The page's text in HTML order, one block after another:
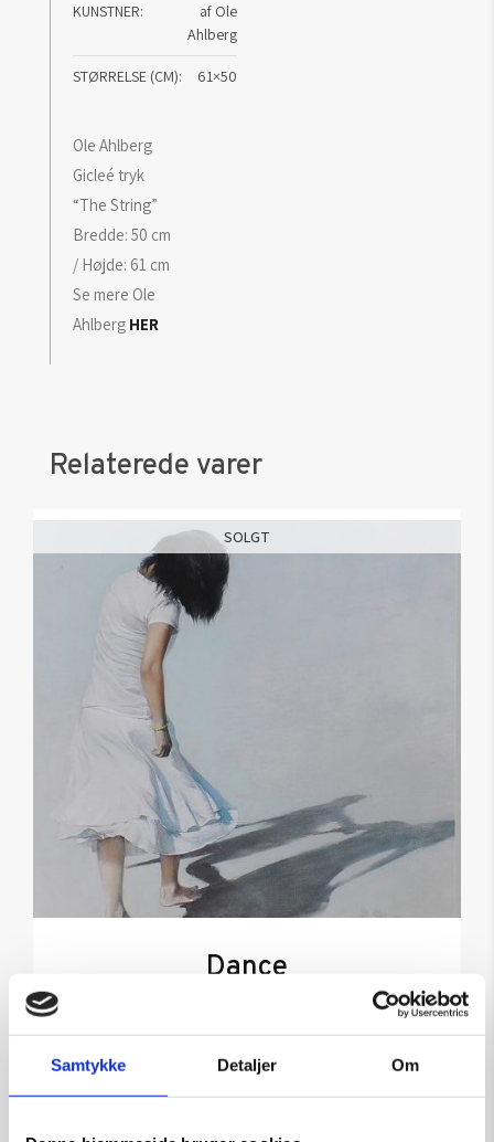
Samtykke Detaljer Om
antal
KUNSTNER
af Ole
Ahlberg
STØRRELSE (CM) 61×50
Ole Ahlberg
Gicleé tryk
“The String”
Bredde: 50 cm
/ Højde: 61 cm
Se mere Ole
Ahlberg HER
Relaterede varer
Dance
Gan-Erdene Tsend bemalet grafik
Størrelse: 40×30
kr.2.950,00
SOLGT